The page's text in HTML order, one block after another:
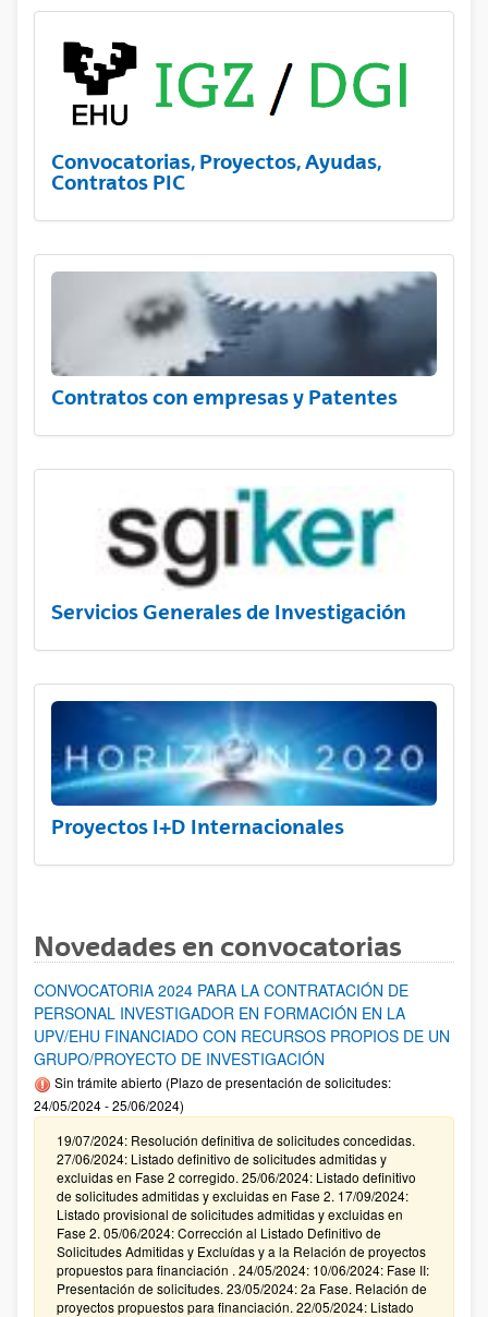
Convocatorias, Proyectos, Ayudas,
Contratos PIC
Contratos con empresas y Patentes
Servicios Generales de Investigación
Proyectos I+D Internacionales
Novedades en convocatorias
CONVOCATORIA 2024 PARA LA CONTRATACIÓN DE
PERSONAL INVESTIGADOR EN FORMACIÓN EN LA
UPV/EHU FINANCIADO CON RECURSOS PROPIOS DE UN
GRUPO/PROYECTO DE INVESTIGACIÓN
Sin trámite abierto (Plazo de presentación de solicitudes:
24/05/2024 - 25/06/2024)
19/07/2024: Resolución definitiva de solicitudes concedidas.
27/06/2024: Listado definitivo de solicitudes admitidas y
excluidas en Fase 2 corregido. 25/06/2024: Listado definitivo
de solicitudes admitidas y excluidas en Fase 2. 17/09/2024:
Listado provisional de solicitudes admitidas y excluidas en
Fase 2. 05/06/2024: Corrección al Listado Definitivo de
Solicitudes Admitidas y Excluídas y a la Relación de proyectos
propuestos para financiación . 24/05/2024: 10/06/2024: Fase II:
Presentación de solicitudes. 23/05/2024: 2a Fase. Relación de
proyectos propuestos para financiación. 22/05/2024: Listado